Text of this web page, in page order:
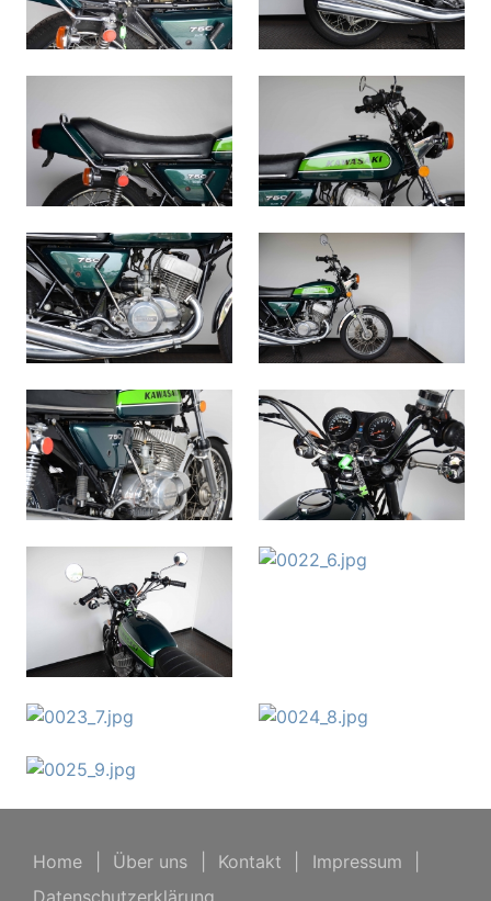
Home Über uns Kontakt Impressum